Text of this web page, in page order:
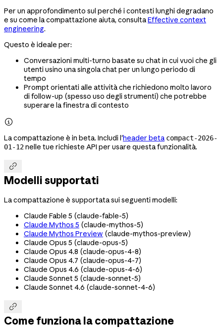
Per un approfondimento sul perché i contesti lunghi degradano
e su come la compattazione aiuta, consultaEffective context
engineering.
Questo è ideale per:
Conversazioni multi-turno basate su chat in cui vuoi che gli
utenti usino una singola chat per un lungo periodo di
tempo
Prompt orientati alle attività che richiedono molto lavoro
di follow-up (spesso uso degli strumenti) che potrebbe
superare la finestra di contesto

La compattazione è in beta. Includi l'header beta compact-2026-
01-12nelle tue richieste API per usare questa funzionalità.

Modelli supportati
La compattazione è supportata sui seguenti modelli:
Claude Fable 5 (claude-fable-5)
Claude Mythos 5 (claude-mythos-5)
Claude Mythos Preview (claude-mythos-preview)
Claude Opus 5 (claude-opus-5)
Claude Opus 4.8 (claude-opus-4-8)
Claude Opus 4.7 (claude-opus-4-7)
Claude Opus 4.6 (claude-opus-4-6)
Claude Sonnet 5 (claude-sonnet-5)
Claude Sonnet 4.6 (claude-sonnet-4-6)

Come funziona la compattazione